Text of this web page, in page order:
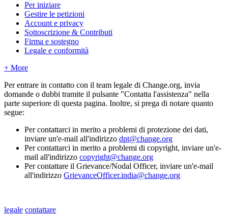
Per iniziare
Gestire le petizioni
Account e privacy
Sottoscrizione & Contributi
Firma e sostegno
Legale e conformità
+ More
Per entrare in contatto con il team legale di Change.org, invia
domande o dubbi tramite il pulsante "Contatta l'assistenza" nella
parte superiore di questa pagina. Inoltre, si prega di notare quanto
segue:
Per contattarci in merito a problemi di protezione dei dati,
inviare un'e-mail all'indirizzo dpt@change.org
Per contattarci in merito a problemi di copyright, inviare un'e-
mail all'indirizzo copyright@change.org
Per contattare il Grievance/Nodal Officer, inviare un'e-mail
all'indirizzo GrievanceOfficer.india@change.org
legale contattare